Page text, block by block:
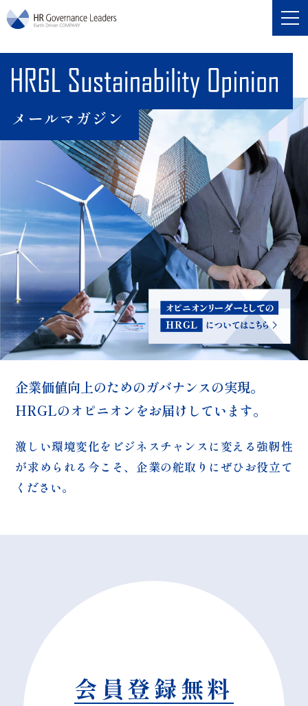
HRガバナンス・リーダーズ
メールマガジン
企業価値向上のためのガバナンスの実現。
HRGLのオピニオンをお届けしています。
激しい環境変化をビジネスチャンスに変える強靭性
が求められる今こそ、 企業の舵取りにぜひお役立て
ください。
会員登録無料